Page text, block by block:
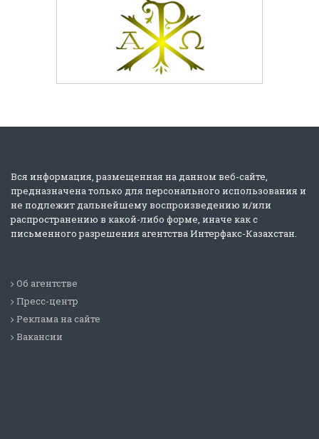
Вся информация, размещенная на данном веб-сайте,
предназначена только для персонального использования и
не подлежит дальнейшему воспроизведению и/или
распространению в какой-либо форме, иначе как с
письменного разрешения агентства Интерфакс-Казахстан.
Об агентстве
Пресс-центр
Реклама на сайте
Вакансии